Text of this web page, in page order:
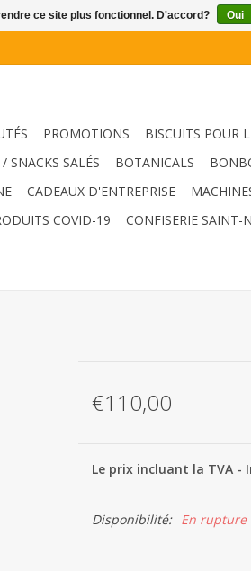
PROMOTIONS BISCUITS POUR
SNACKS SALÉS
BOTANICALS
CADEAUX D'ENTREPRISE
COVID-19 CONFISERIE SAINT-
€110,00
Le prix incluant la TVA -
Disponibilité: En rupture
ce site plus fonctionnel. D'accord? Oui